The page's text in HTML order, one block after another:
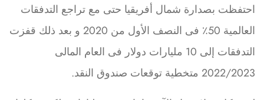
احتفظت بصدارة شمال أفريقيا حتى مع تراجع التدفقات
العالمية 50٪ فى النصف الأول من 2020 و بعد ذلك قفزت
التدفقات إلى 10 مليارات دولار فى العام المالى
2022/2023 متخطية توقعات صندوق النقد.